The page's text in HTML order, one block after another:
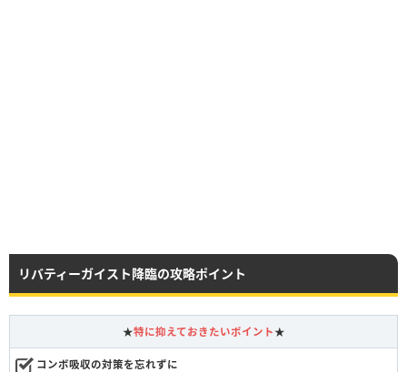
リバティーガイスト降臨の攻略ポイント
★特に抑えておきたいポイント★
コンボ吸収の対策を忘れずに